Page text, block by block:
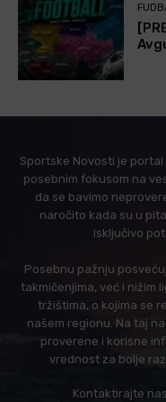
Sportske Novosti je
posebnim fokusom na
da se bavimo
naročito kada su u
isključivo
Posebnu pažnju
takmičenjima, već i nižim
tržištima, o kojima se
našem regionu. Na taj
proverene i korisne
vrednost za bolje
Kontaktirajte